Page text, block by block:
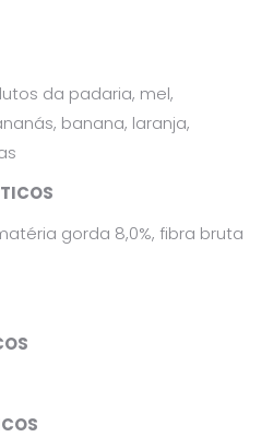
da padaria, mel,
banana, laranja,
gorda 8,0%, fibra bruta